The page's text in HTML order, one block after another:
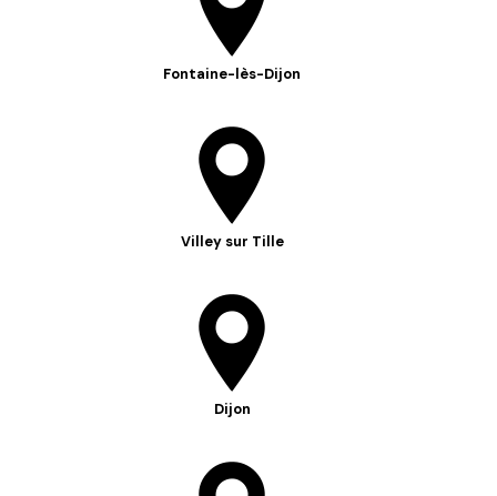
Fontaine-lès-Dijon
Villey sur Tille
Dijon